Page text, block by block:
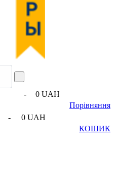
-
0 UAH
Порівняння
-
0 UAH
КОШИК